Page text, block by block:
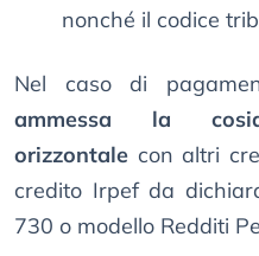
nonché il codice
Nel caso di
ammessa la
orizzontale con altri
credito Irpef da
730 o modello Redditi